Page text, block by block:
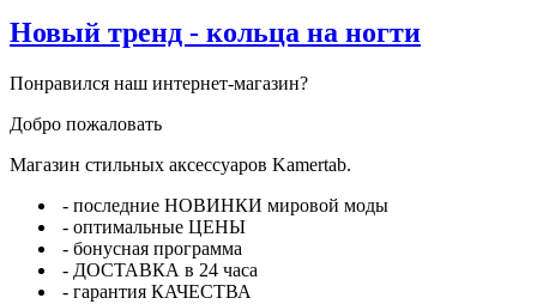
Новый тренд - кольца на ногти
Понравился наш интернет-магазин?
Добро пожаловать
Магазин стильных аксессуаров Kamertab.
- последние НОВИНКИ мировой моды
- оптимальные ЦЕНЫ
- бонусная программа
- ДОСТАВКА в 24 часа
- гарантия КАЧЕСТВА